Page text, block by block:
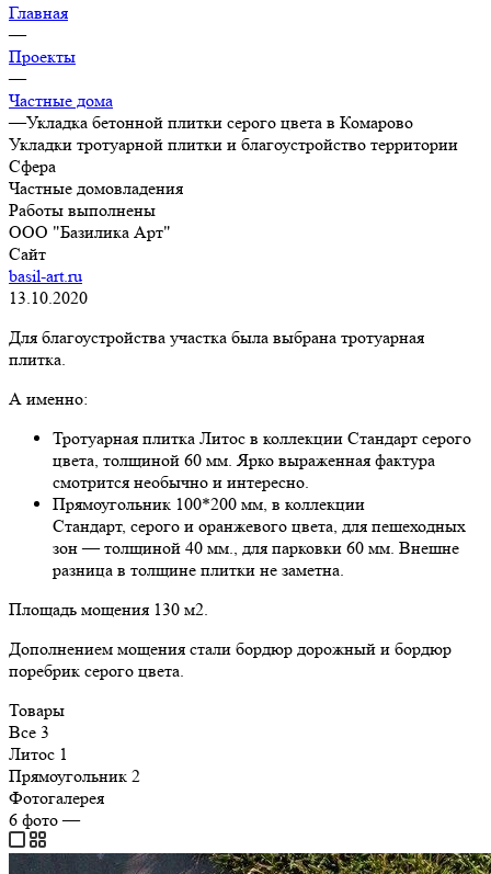
Главная
—
Проекты
—
Частные дома
—Укладка бетонной плитки серого цвета в Комарово
Укладки тротуарной плитки и благоустройство территории
Сфера
Частные домовладения
Работы выполнены
ООО "Базилика Арт"
Сайт
basil-art.ru
13.10.2020
Для благоустройства участка была выбрана тротуарная
плитка.
А именно:
Тротуарная плитка Литос в коллекции Стандарт серого
цвета, толщиной 60 мм. Ярко выраженная фактура
смотрится необычно и интересно.
Прямоугольник 100*200 мм, в коллекции
Стандарт, серого и оранжевого цвета, для пешеходных
зон — толщиной 40 мм., для парковки 60 мм. Внешне
разница в толщине плитки не заметна.
Площадь мощения 130 м2.
Дополнением мощения стали бордюр дорожный и бордюр
поребрик серого цвета.
Товары
Все 3
Литос 1
Прямоугольник 2
Фотогалерея
6 фото—